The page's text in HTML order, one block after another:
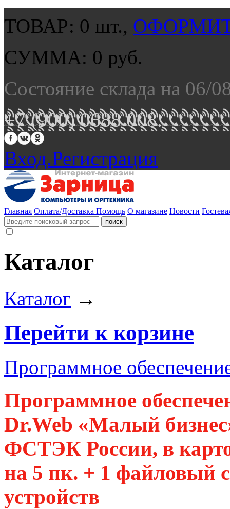
ТОВАР: 0 шт.,
СУММА: 0 руб.
Состояние склада на 06/
+7 (900) 0688 008.
Вход.Регистрация
Главная Оплата/Доставка Помощь О магазине Новости
Каталог
Каталог →
Перейти к корзине
Программное
Программное
Dr.Web «Малый
ФСТЭК России, в
на 5 пк. + 1 файловый
устройств